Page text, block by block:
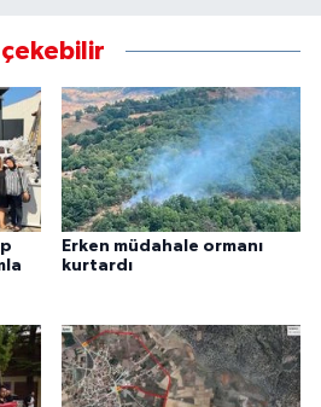
çekebilir
Erken müdahale ormanı
kurtardı